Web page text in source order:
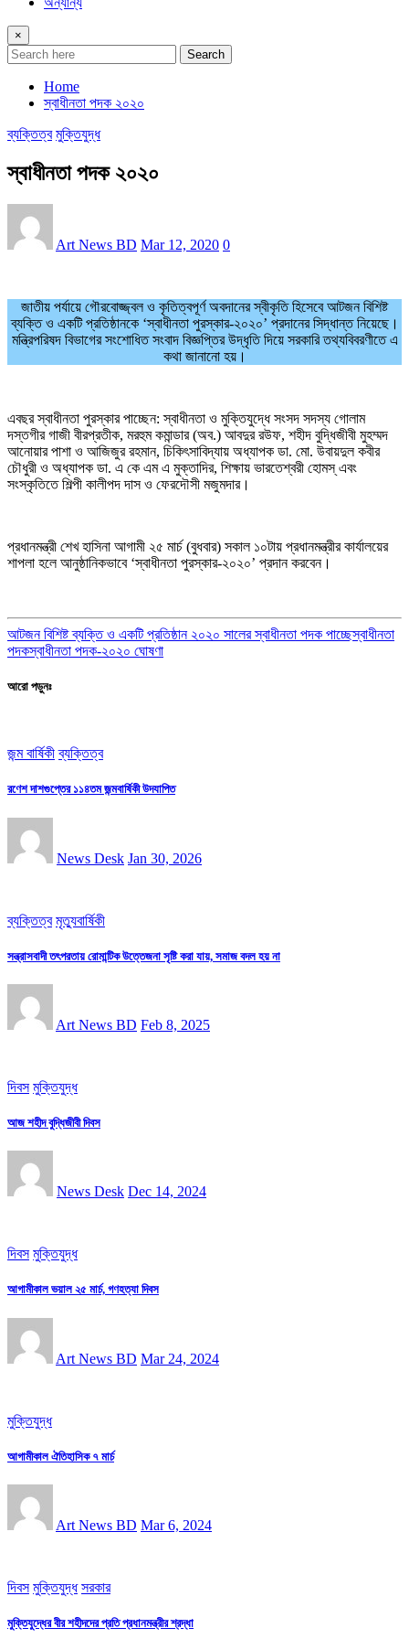
×
Search
Home
স্বাধীনতা পদক ২০২০
ব্যক্তিত্ব মুক্তিযুদ্ধ
স্বাধীনতা পদক ২০২০
Art News BD Mar 12, 2020 0
জাতীয় পর্যায়ে গৌরবোজ্জ্বল ও কৃতিত্বপূর্ণ অবদানের স্বীকৃতি হিসেবে আটজন বিশিষ্ট
ব্যক্তি ও একটি প্রতিষ্ঠানকে ‘স্বাধীনতা পুরস্কার-২০২০’ প্রদানের সিদ্ধান্ত নিয়েছে।
মন্ত্রিপরিষদ বিভাগের সংশোধিত সংবাদ বিজ্ঞপ্তির উদ্ধৃতি দিয়ে সরকারি তথ্যবিবরণীতে এ
কথা জানানো হয়।
এবছর স্বাধীনতা পুরস্কার পাচ্ছেন: স্বাধীনতা ও মুক্তিযুদ্ধে সংসদ সদস্য গোলাম
দস্তগীর গাজী বীরপ্রতীক, মরহুম কমান্ডার (অব.) আবদুর রউফ, শহীদ বুদ্ধিজীবী মুহম্মদ
আনোয়ার পাশা ও আজিজুর রহমান, চিকিৎসাবিদ্যায় অধ্যাপক ডা. মো. উবায়দুল কবীর
চৌধুরী ও অধ্যাপক ডা. এ কে এম এ মুক্তাদির, শিক্ষায় ভারতেশ্বরী হোমস্ এবং
সংস্কৃতিতে শিল্পী কালীপদ দাস ও ফেরদৌসী মজুমদার।
প্রধানমন্ত্রী শেখ হাসিনা আগামী ২৫ মার্চ (বুধবার) সকাল ১০টায় প্রধানমন্ত্রীর কার্যালয়ের
শাপলা হলে আনুষ্ঠানিকভাবে ‘স্বাধীনতা পুরস্কার-২০২০’ প্রদান করবেন।
আটজন বিশিষ্ট ব্যক্তি ও একটি প্রতিষ্ঠান ২০২০ সালের স্বাধীনতা পদক পাচ্ছেস্বাধীনতা
পদকস্বাধীনতা পদক-২০২০ ঘোষণা
আরো পড়ুনঃ
জন্ম বার্ষিকী ব্যক্তিত্ব
রণেশ দাশগুপ্তের ১১৪তম জন্মবার্ষিকী উদযাপিত
News Desk Jan 30, 2026
ব্যক্তিত্ব মৃত্যুবার্ষিকী
সন্ত্রাসবাদী তৎপরতায় রোমান্টিক উত্তেজনা সৃষ্টি করা যায়, সমাজ বদল হয় না
Art News BD Feb 8, 2025
দিবস মুক্তিযুদ্ধ
আজ শহীদ বুদ্ধিজীবী দিবস
News Desk Dec 14, 2024
দিবস মুক্তিযুদ্ধ
আগামীকাল ভয়াল ২৫ মার্চ, গণহত্যা দিবস
Art News BD Mar 24, 2024
মুক্তিযুদ্ধ
আগামীকাল ঐতিহাসিক ৭ মার্চ
Art News BD Mar 6, 2024
দিবস মুক্তিযুদ্ধ সরকার
মুক্তিযুদ্ধের বীর শহীদদের প্রতি প্রধানমন্ত্রীর শ্রদ্ধা